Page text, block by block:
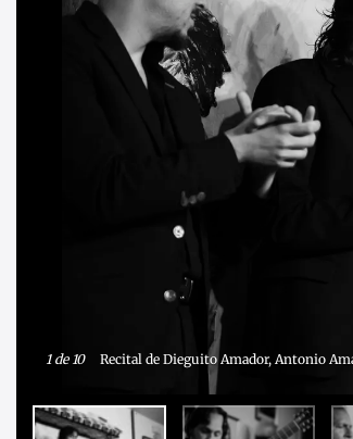
1de 10
Recital de Dieguito Amador, Antonio